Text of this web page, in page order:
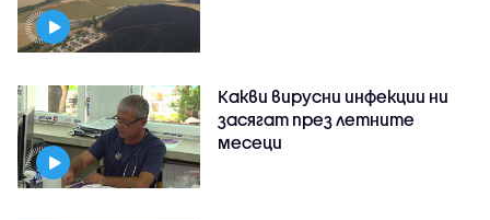
Какви вирусни инфекции ни
засягат през летните
месеци